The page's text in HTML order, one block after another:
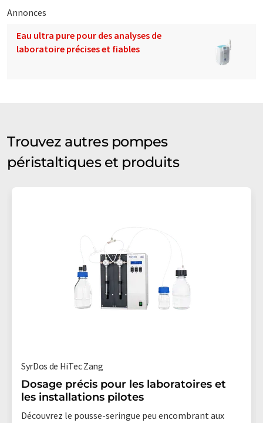
Annonces
Eau ultra pure pour des analyses de
laboratoire précises et fiables
Trouvez autres pompes
péristaltiques et produits
SyrDos de HiTec Zang
Dosage précis pour les laboratoires et
les installations pilotes
Découvrez le pousse-seringue peu encombrant aux